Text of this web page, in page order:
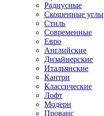
Радиусные
Скошенные углы
Стиль
Современные
Евро
Английские
Дизайнерские
Итальянские
Кантри
Классические
Лофт
Модерн
Прованс